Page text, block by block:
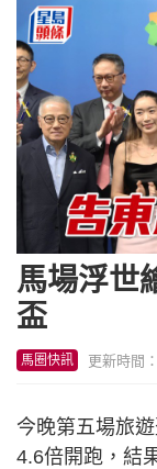
馬場浮世
盃
馬圈快訊 更新時間
今晚第五場旅
4.6倍開跑，結